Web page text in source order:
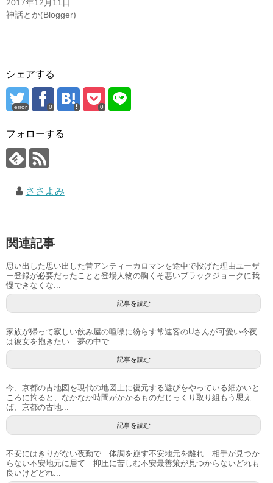
2017年12月11日
神話とか(Blogger)
シェアする
error 0 0
フォローする
ささよみ
関連記事
思い出した思い出した昔アンティーカロマンを途中で投げた理由ユーザ
ー登録が必要だったことと登場人物の胸くそ悪いブラックジョークに我
慢できなくな...
記事を読む
家族が帰って寂しい飲み屋の喧噪に紛らす常連客のUさんが可愛い今夜
は彼女を抱きたい 夢の中で
記事を読む
今、京都の古地図を現代の地図上に復元する遊びをやっている細かいと
ころに拘ると、なかなか時間がかかるものだじっくり取り組もう思え
ば、京都の古地...
記事を読む
不安にはきりがない夜勤で 体調を崩す不安地元を離れ 相手が見つか
らない不安地元に居て 抑圧に苦しむ不安最善策が見つからないどれも
良いけどどれ...